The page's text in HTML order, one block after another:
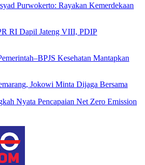
Purwokerto: Rayakan Kemerdekaan
RI Dapil Jateng VIII, PDIP
Kesehatan Mantapkan
Jokowi Minta Dijaga Bersama
Nyata Pencapaian Net Zero Emission